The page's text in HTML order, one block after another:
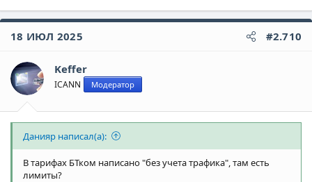
18 ИЮЛ 2025 #2.710
Keffer
ICANN Модератор
Данияр написал(а):
В тарифах БТком написано "без учета трафика", там есть
лимиты?